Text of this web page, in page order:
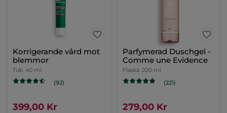
Korrigerande vård mot
blemmor
Tub 40 ml
(92)
399,00 Kr
Parfymerad Duschgel -
Comme une Evidence
Flaska 200 ml
(221)
279,00 Kr